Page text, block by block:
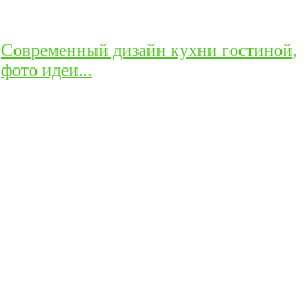
Современный дизайн кухни гостиной,
фото идеи...